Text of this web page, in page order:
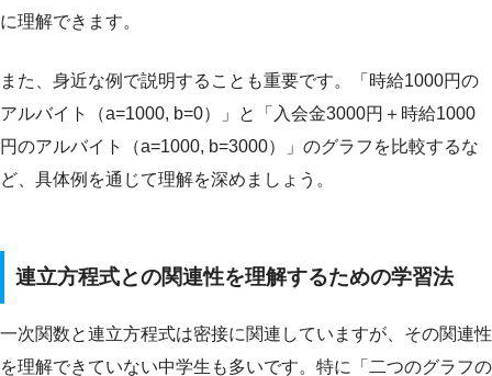
に理解できます。
また、身近な例で説明することも重要です。「時給1000円の
アルバイト（a=1000, b=0）」と「入会金3000円＋時給1000
円のアルバイト（a=1000, b=3000）」のグラフを比較するな
ど、具体例を通じて理解を深めましょう。
連立方程式との関連性を理解するための学習法
一次関数と連立方程式は密接に関連していますが、その関連性
を理解できていない中学生も多いです。特に「二つのグラフの